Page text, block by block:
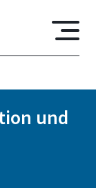
und